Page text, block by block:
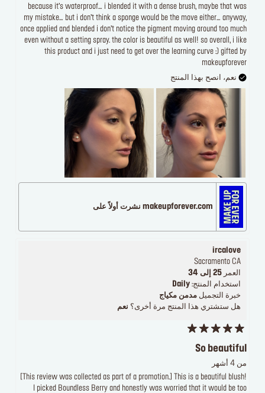
because it’s waterproof… i blended it with a dense brush, maybe that was
my mistake… but i don’t think a sponge would be the move either… anyway,
once applied and blended i don’t notice the pigment moving around too much
even without a setting spray. the color is beautiful as well! so overall, i like
this product and i just need to get over the learning curve :) gifted by
makeupforever
نعم، انصح بهذا المنتج
makeupforever.com نشرت أولاً على
ircalove
Sacramento CA
العمر 25 إلى 34
استخدام المنتج: Daily
خبرة التجميل مدمن مكياج
هل ستشتري هذا المنتج مرة أخرى؟ نعم
So beautiful
من 4 أشهر
[This review was collected as part of a promotion.] This is a beautiful blush!
I picked Boundless Berry and honestly was worried that it would be too